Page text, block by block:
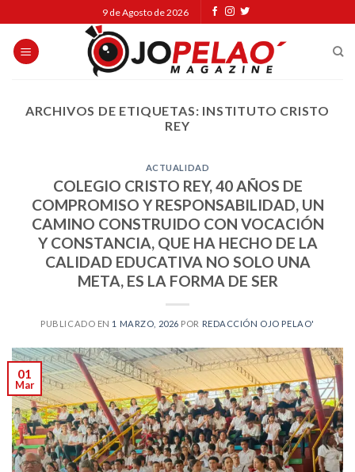
to
content
9 de Agosto de 2026
ARCHIVOS DE ETIQUETAS: INSTITUTO CRISTO
REY
ACTUALIDAD
COLEGIO CRISTO REY, 40 AÑOS DE
COMPROMISO Y RESPONSABILIDAD, UN
CAMINO CONSTRUIDO CON VOCACIÓN
Y CONSTANCIA, QUE HA HECHO DE LA
CALIDAD EDUCATIVA NO SOLO UNA
META, ES LA FORMA DE SER
PUBLICADO EN 1 MARZO, 2026 POR REDACCIÓN OJO PELAO'
01
Mar